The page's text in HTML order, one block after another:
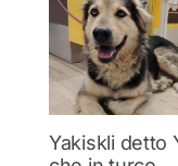
Yakiskli detto